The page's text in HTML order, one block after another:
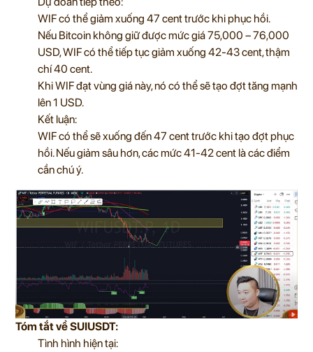
WIF có thể giảm xuống 47 cent trước khi phục hồi.
Nếu Bitcoin không giữ được mức giá 75,000 – 76,000
USD, WIF có thể tiếp tục giảm xuống 42-43 cent, thậm
chí 40 cent.
Khi WIF đạt vùng giá này, nó có thể sẽ tạo đợt tăng mạnh
lên 1 USD.
Kết luận:
WIF có thể sẽ xuống đến 47 cent trước khi tạo đợt phục
hồi. Nếu giảm sâu hơn, các mức 41-42 cent là các điểm
cần chú ý.
Tóm tắt về SUIUSDT:
Tình hình hiện tại: